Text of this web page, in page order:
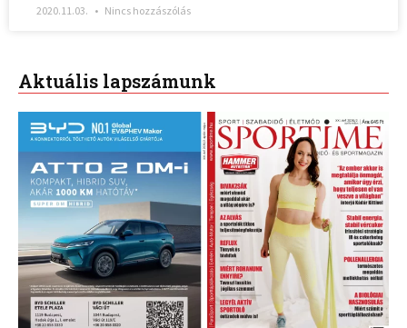
2020.11.03. Nincs hozzászólás
Aktuális lapszámunk